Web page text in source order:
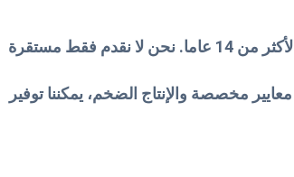
نحن مصنعون محترفين لمختلف محركات تخفيض التيار المباشر لأكثر من 14 عاما. نحن لا نقدم فقط مستقرة
مخصصة والإنتاج الضخم، يمكننا توفير